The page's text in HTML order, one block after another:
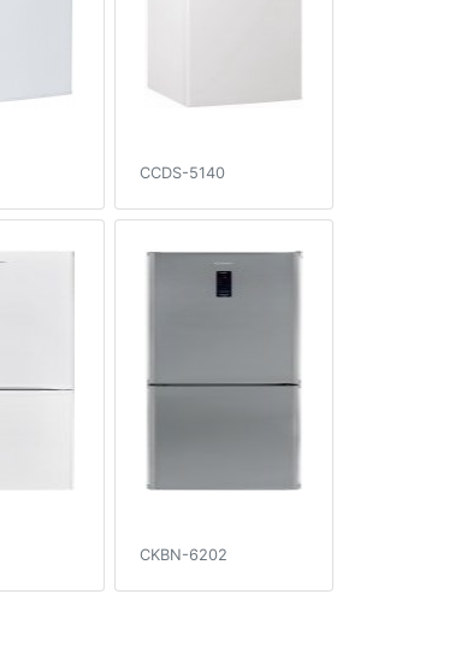
CCDS-5140
CKBN-6202